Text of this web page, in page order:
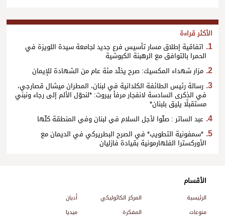
الأكثر قراءة
اتفاقية إطلاق مسار تأسيس فرع جديد لجامعة سيدة اللويزة في
الحمرا بالتوافق مع الرهبنة الكبوشية
مزار شهداء المكسيك: صرح يخلّد مئة عام من الشهادة للإيمان
رسالة رئيس الطائفة الكلدانية في لبنان، المطران ميشال قصارجي،
في الذكرى السادسة لانفجار مرفأ بيروت: *لنحوّل الألم إلى رجاء ونبني
مستقبلًا يليق بلبنان*
عبد الساتر : صلّوا لأجل السلام في لبنان وفي المنطقة كلّها
*سمفونية التطويب* في الصرح البطريركي في الديمان مع
الأوركسترا الفلهارمونية بقيادة فازليان
الأقسام
الرئيسية المركز الكاثوليكي
أديان
منوعات
المفكرة ميديا